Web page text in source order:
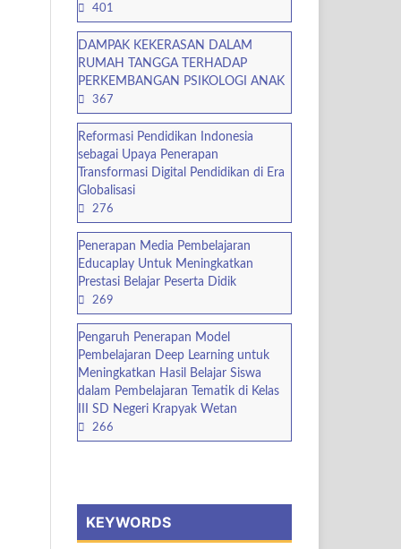
401
DAMPAK KEKERASAN DALAM
RUMAH TANGGA TERHADAP
PERKEMBANGAN PSIKOLOGI ANAK
367
Reformasi Pendidikan Indonesia
sebagai Upaya Penerapan
Transformasi Digital Pendidikan di Era
Globalisasi
276
Penerapan Media Pembelajaran
Educaplay Untuk Meningkatkan
Prestasi Belajar Peserta Didik
269
Pengaruh Penerapan Model
Pembelajaran Deep Learning untuk
Meningkatkan Hasil Belajar Siswa
dalam Pembelajaran Tematik di Kelas
III SD Negeri Krapyak Wetan
266
KEYWORDS